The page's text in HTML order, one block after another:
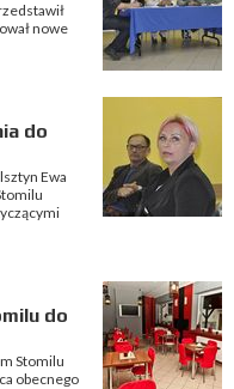
nowe
do
Ewa
do
Stomilu
obecnego